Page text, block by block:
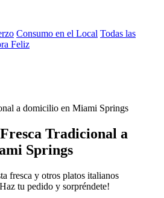
Consumo en el Local Todas las
Feliz
a domicilio en Miami Springs
Tradicional a
Springs
fresca y otros platos italianos
tu pedido y sorpréndete!